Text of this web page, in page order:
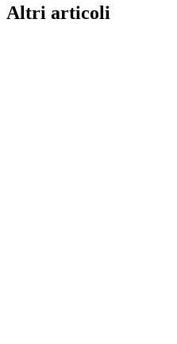
Altri articoli